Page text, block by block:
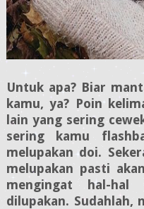
Untuk apa? Biar
kamu, ya? Poin
lain yang sering
sering kamu
melupakan doi.
melupakan pasti
mengingat hal-hal
dilupakan. Sudahlah,